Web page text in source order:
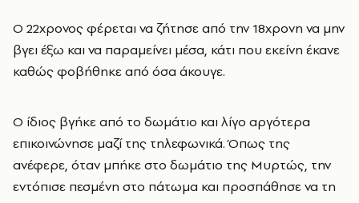
Ο 22χρονος φέρεται να ζήτησε από την 18χρονη να μην
βγει έξω και να παραμείνει μέσα, κάτι που εκείνη έκανε
καθώς φοβήθηκε από όσα άκουγε.
Ο ίδιος βγήκε από το δωμάτιο και λίγο αργότερα
επικοινώνησε μαζί της τηλεφωνικά. Όπως της
ανέφερε, όταν μπήκε στο δωμάτιο της Μυρτώς, την
εντόπισε πεσμένη στο πάτωμα και προσπάθησε να τη